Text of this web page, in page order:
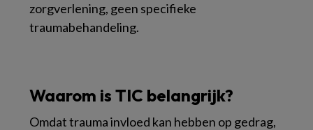
zorgverlening, geen specifieke
traumabehandeling.
Waarom is TIC belangrijk?
Omdat trauma invloed kan hebben op gedrag,